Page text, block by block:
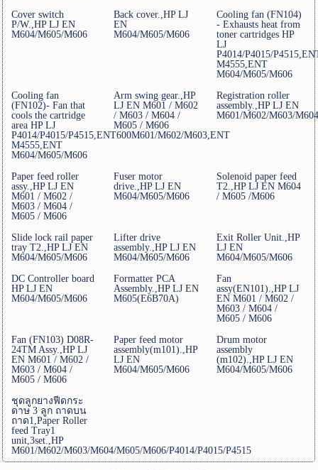
Cover switch
P/W.,HP LJ EN
M604/M605/M606
Back cover.,HP LJ
EN
M604/M605/M606
Cooling fan (FN104)
- Exhausts heat from
toner cartridges HP
LJ
P4014/P4015/
M4555,ENT
M604/M605/M606
Cooling fan
(FN102)- Fan that
cools the cartridge
area HP LJ
P4014/P4015/P4515,ENT600M601/M602/M603,ENT
M4555,ENT
M604/M605/M606
Arm swing gear.,HP
LJ EN M601 / M602
/ M603 / M604 /
M605 / M606
Registration roller
assembly.,HP LJ EN
M601/M602/M603/
Paper feed roller
assy.,HP LJ EN
M601 / M602 /
M603 / M604 /
M605 / M606
Fuser motor
drive.,HP LJ EN
M604/M605/M606
Solenoid paper feed
T2.,HP LJ EN M604
/ M605 /M606
Slide lock rail paper
tray T2.,HP LJ EN
M604/M605/M606
Lifter drive
assembly.,HP LJ EN
M604/M605/M606
Exit Roller Unit.,HP
LJ EN
M604/M605/M606
DC Controller board
HP LJ EN
M604/M605/M606
Formatter PCA
Assembly.,HP LJ EN
M605(E6B70A)
Fan
assy(EN101).,HP LJ
EN M601 / M602 /
M603 / M604 /
M605 / M606
Fan (FN103) D08R-
24TM Assy.,HP LJ
EN M601 / M602 /
M603 / M604 /
M605 / M606
Paper feed motor
assembly(m101).,HP
LJ EN
M604/M605/M606
Drum motor
assembly
(m102).,HP LJ EN
M604/M605/M606
ชุดลูกยางฟีดกระ
ดาษ 3 ลูก ถาดบน
ถาด1,Paper Roller
feed Tray1
unit,3set.,HP
M601/M602/M603/M604/M605/M606/P4014/P4015/P4515